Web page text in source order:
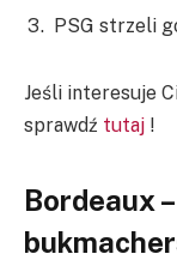
PSG strzeli
Jeśli interesuje
sprawdź tutaj !
Bordeaux